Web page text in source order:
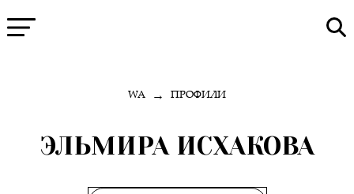
WA → ПРОФИЛИ
ЭЛЬМИРА ИСХАКОВА